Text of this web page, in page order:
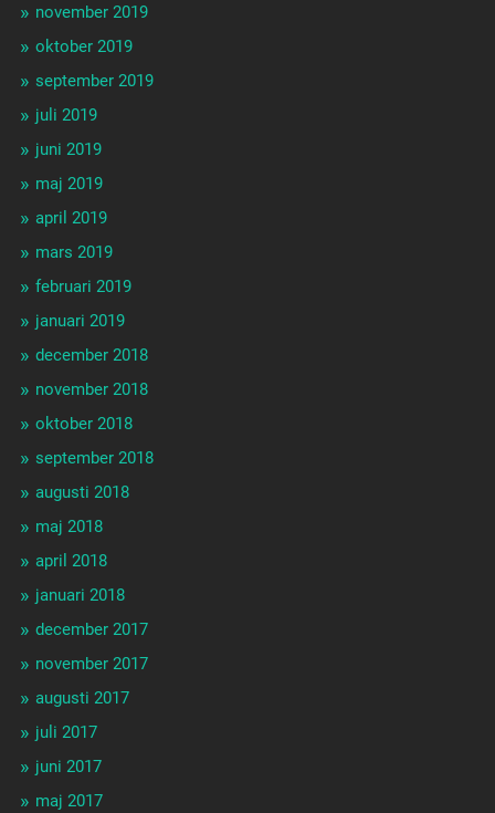
november 2019
oktober 2019
september 2019
juli 2019
juni 2019
maj 2019
april 2019
mars 2019
februari 2019
januari 2019
december 2018
november 2018
oktober 2018
september 2018
augusti 2018
maj 2018
april 2018
januari 2018
december 2017
november 2017
augusti 2017
juli 2017
juni 2017
maj 2017